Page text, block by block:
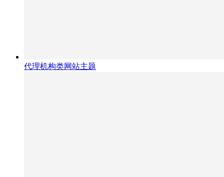
代理机构类网站主题